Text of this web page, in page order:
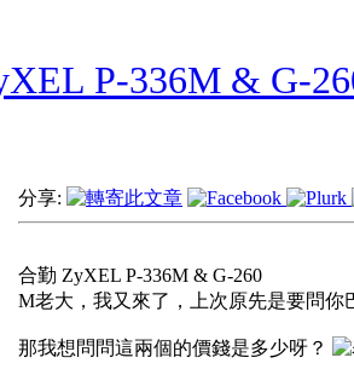
P-336M & G-
分享:
合勤 ZyXEL P-336M & G-260
M老大，我又來了，上次原先是要問
那我想問問這兩個的價錢是多少呀？